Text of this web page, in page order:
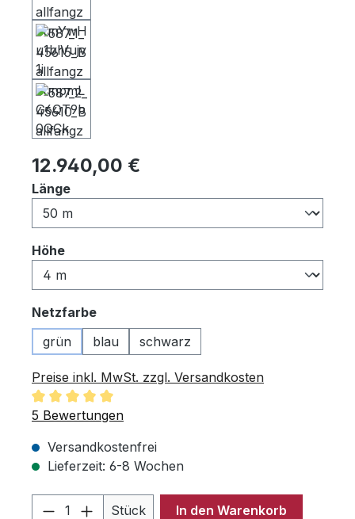
Regulärer Preis:
12.940,00 €
Längeauswählen
Höheauswählen
Netzfarbeauswählen
grün
blau schwarz
Preise inkl. MwSt. zzgl. Versandkosten
Durchschnittliche Bewertung von 5 von 5 Sternen
5 Bewertungen
Versandkostenfrei
Lieferzeit: 6-8 Wochen
Produkt Anzahl: Gib den
Stück In den Warenkorb